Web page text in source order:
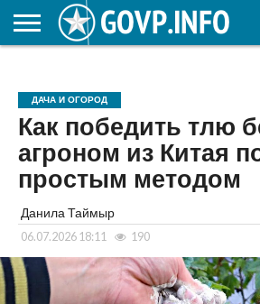
ОБРАЗОВАНИЕ
ДАЧА И ОГОРОД
Как победить тлю
агроном из Китая
простым методом
Данила Таймыр
06.07.2026 18:11 190